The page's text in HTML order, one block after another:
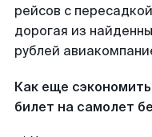
рейсов с
дорогая из
рублей
Как еще
билет на самолет